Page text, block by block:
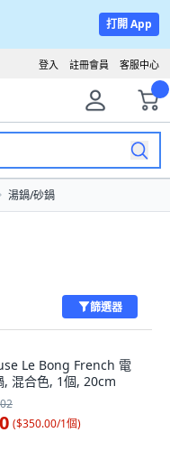
打開 App
客服中心
註冊會員
登入
湯鍋/砂鍋
篩選器
Le Bong French 電
, 混合色, 1個, 20cm
($350.00/1個)